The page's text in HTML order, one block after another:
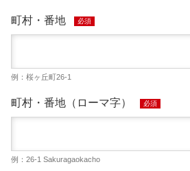
町村・番地 必須
例：桜ヶ丘町26-1
町村・番地（ローマ字） 必須
例：26-1 Sakuragaokacho